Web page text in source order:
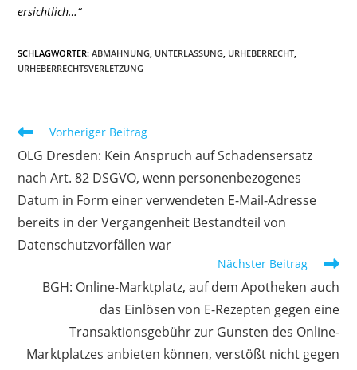
ersichtlich…“
SCHLAGWÖRTER:ABMAHNUNG UNTERLASSUNG URHEBERRECHT
URHEBERRECHTSVERLETZUNG
Weitere
ansehen
Vorheriger Beitrag
OLG Dresden: Kein Anspruch auf Schadensersatz
nach Art. 82 DSGVO, wenn personenbezogenes
Datum in Form einer verwendeten E-Mail-Adresse
bereits in der Vergangenheit Bestandteil von
Datenschutzvorfällen war
Nächster Beitrag
BGH: Online-Marktplatz, auf dem Apotheken auch
das Einlösen von E-Rezepten gegen eine
Transaktionsgebühr zur Gunsten des Online-
Marktplatzes anbieten können, verstößt nicht gegen